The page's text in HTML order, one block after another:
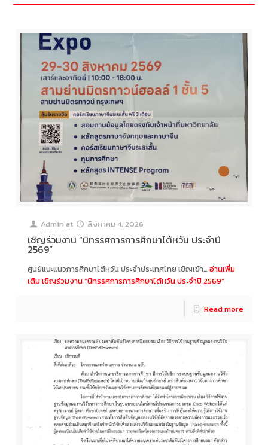
Admin at สิงหาคม 4, 2026
เชิญร่วมงาน “นิทรรศการการศึกษาไต้หวัน ประจำปี
2569”
ศูนย์แนะแนวการศึกษาไต้หวัน ประจำประเทศไทย เชิญเข้า…อ่านเพิ่ม
เติมเชิญร่วมงาน “นิทรรศการการศึกษาไต้หวัน ประจำปี 2569”
Read more